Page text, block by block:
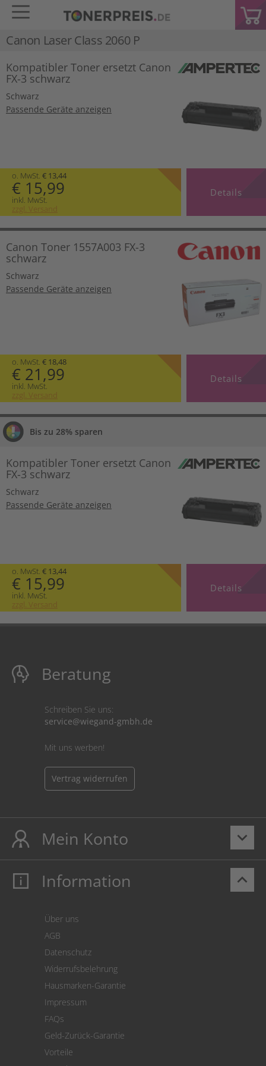
Canon Laser Class 2060 P
Kompatibler Toner ersetzt Canon
FX-3 schwarz
Schwarz
Passende Geräte anzeigen
o. MwSt. € 13,44
€ 15,99
inkl. MwSt.
zzgl. Versand
Details
Canon Toner 1557A003 FX-3
schwarz
Schwarz
Passende Geräte anzeigen
o. MwSt. € 18,48
€ 21,99
inkl. MwSt.
zzgl. Versand
Details
Bis zu 28% sparen
Kompatibler Toner ersetzt Canon
FX-3 schwarz
Schwarz
Passende Geräte anzeigen
o. MwSt. € 13,44
€ 15,99
inkl. MwSt.
zzgl. Versand
Details
Beratung
Schreiben Sie uns:
service@wiegand-gmbh.de
Mit uns werben!
Vertrag widerrufen
keyboard_arrow_down
Mein Konto
Mein Konto
Cookie Einstellungen
keyboard_arrow_up
Information
Über uns
AGB
Datenschutz
Widerrufsbelehrung
Hausmarken-Garantie
Impressum
FAQs
Geld-Zurück-Garantie
Vorteile